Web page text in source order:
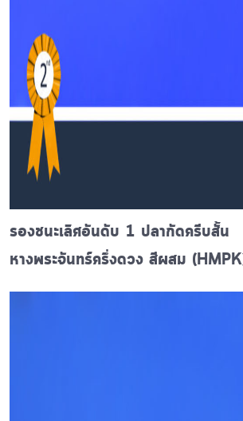
รองชนะเลิศอันดับ 1 ปลากัดครีบสั้น
หางพระจันทร์ครึ่งดวง สีผสม